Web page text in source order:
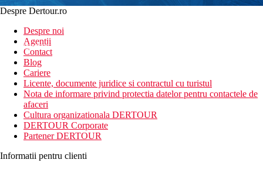
newsletter!
Despre Dertour.ro
Despre noi
Agentii
Contact
Blog
Cariere
Licente, documente juridice si contractul cu turistul
Nota de informare privind protectia datelor pentru contactele de
afaceri
Cultura organizationala DERTOUR
DERTOUR Corporate
Partener DERTOUR
Informatii pentru clienti